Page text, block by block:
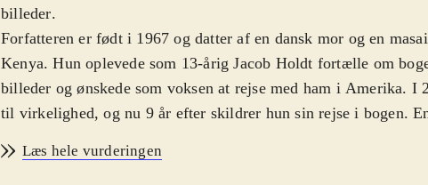
billeder.
Forfatteren er født i 1967 og datter af en dansk mor og en
Kenya. Hun oplevede som 13-årig Jacob Holdt fortælle om
billeder og ønskede som voksen at rejse med ham i Amerika. I
til virkelighed, og nu 9 år efter skildrer hun sin rejse i bogen.
de samme mennesker, som J.H. skildrede i sin første bog. Med
Læs hele vurderingen